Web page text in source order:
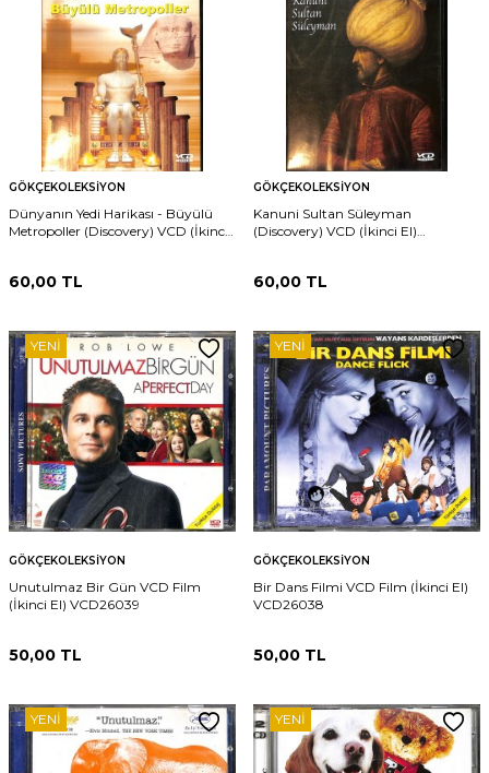
GÖKÇEKOLEKSIYON
Dünyanın Yedi Harikası - Büyülü
Metropoller (Discovery) VCD (İkinci
60,00 TL
GÖKÇEKOLEKSIYON
Kanuni Sultan Süleyman
(Discovery) VCD (İkinci El)
60,00 TL
YENI
GÖKÇEKOLEKSIYON
Unutulmaz Bir Gün VCD Film
(İkinci El) VCD26039
50,00 TL
YENI
GÖKÇEKOLEKSIYON
Bir Dans Filmi VCD Film (İkinci El)
VCD26038
50,00 TL
YENI YENI